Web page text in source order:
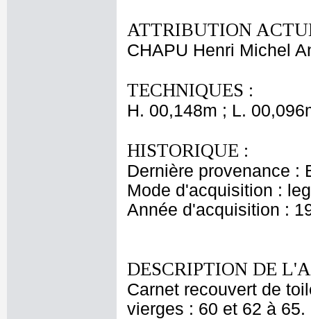
ATTRIBUTION
CHAPU Henri Michel
TECHNIQUES :
H. 00,148m ; L.
HISTORIQUE :
Dernière provenance :
Mode d'acquisition :
Année d'acquisition :
DESCRIPTION DE
Carnet recouvert de
vierges : 60 et 62 à